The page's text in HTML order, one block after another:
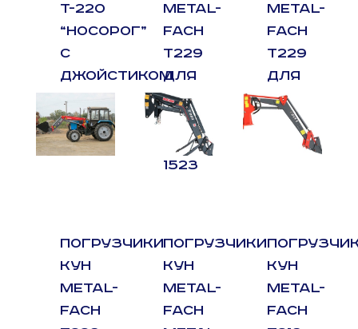
Т-220
“НОСОРОГ”
С
ДЖОЙСТИКОМ
METAL-
FACH
T229
ДЛЯ
МТЗ
1221
1523
METAL-
FACH
T229
ДЛЯ
МТЗ
ПОГРУЗЧИКИ
КУН
METAL-
FACH
ПОГРУЗЧИКИ
КУН
METAL-
FACH
КУН
METAL-
FACH